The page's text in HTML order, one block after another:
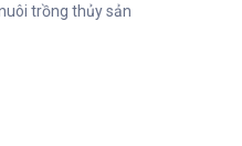
trồng thủy sản